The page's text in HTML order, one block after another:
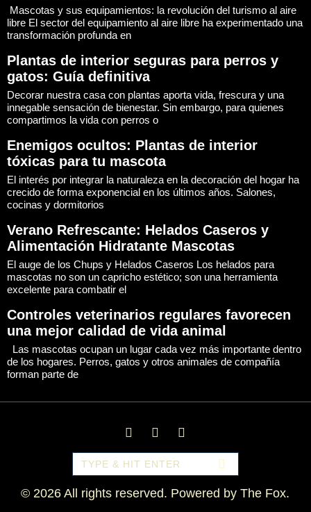
Mascotas y sus equipamientos: la revolución del turismo al aire
libre El sector del equipamiento al aire libre ha experimentado una
transformación profunda en
Plantas de interior seguras para perros y
gatos: Guía definitiva
Decorar nuestra casa con plantas aporta vida, frescura y una
innegable sensación de bienestar. Sin embargo, para quienes
compartimos la vida con perros o
Enemigos ocultos: Plantas de interior
tóxicas para tu mascota
El interés por integrar la naturaleza en la decoración del hogar ha
crecido de forma exponencial en los últimos años. Salones,
cocinas y dormitorios
Verano Refrescante: Helados Caseros y
Alimentación Hidratante Mascotas
El auge de los Chups y Helados Caseros Los helados para
mascotas no son un capricho estético; son una herramienta
excelente para combatir el
Controles veterinarios regulares favorecen
una mejor calidad de vida animal
Las mascotas ocupan un lugar cada vez más importante dentro
de los hogares. Perros, gatos y otros animales de compañía
forman parte de
© 2026 All rights reserved. Powered byThe Fox.